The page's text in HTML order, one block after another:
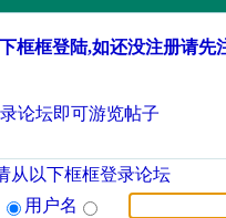
框框登陆,如还没注册请先
论坛即可游览帖子
从以下框框登录论坛
用户名